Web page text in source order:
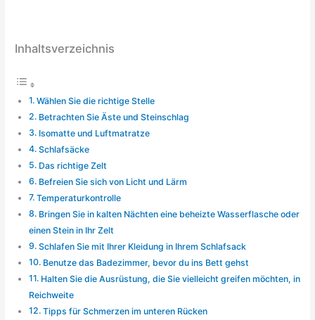
Inhaltsverzeichnis
Wählen Sie die richtige Stelle
Betrachten Sie Äste und Steinschlag
Isomatte und Luftmatratze
Schlafsäcke
Das richtige Zelt
Befreien Sie sich von Licht und Lärm
Temperaturkontrolle
Bringen Sie in kalten Nächten eine beheizte Wasserflasche oder
einen Stein in Ihr Zelt
Schlafen Sie mit Ihrer Kleidung in Ihrem Schlafsack
Benutze das Badezimmer, bevor du ins Bett gehst
Halten Sie die Ausrüstung, die Sie vielleicht greifen möchten, in
Reichweite
Tipps für Schmerzen im unteren Rücken